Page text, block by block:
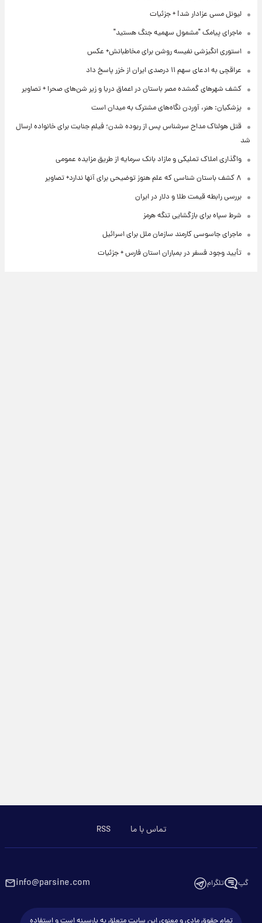
لیونل مسی عزادار شد! + جزئیات
ماجرای پیامک "مشمول سهمیه جنگ هستید"
استوری انگیزشی نفیسه روشن برای مخاطبانش+ عکس
عراقچی به ادعای سهم ۱۱ درصدی ایران از خزر پاسخ داد
کشف شهرهای گمشده مصر باستان در اعماق دریا و زیر شن‌های صحرا + تصاویر
پزشکیان: هنر، آوردن نگاه‌های مشترک به میدان است
قتل هولناک مداح سرشناس پس از ربوده شدن؛ فیلم جنایت برای خانواده ارسال
شد
واگذاری املاک تملیکی و مازاد بانک سرمایه از طریق مزایده عمومی
۸ کشف باستان شناسی که علم هنوز توضیحی برای آنها ندارد+ تصاویر
بررسی رابطه قیمت طلا و دلار در ایران
شرط سپاه برای بازگشایی تنگه هرمز
ماجرای جاسوسی کارمند سازمان ملل برای اسرائیل
تأیید وجود فسفر در بمباران استان فارس + جزئیات
تماس با ما RSS
گپ تلگرام info@parsine.com